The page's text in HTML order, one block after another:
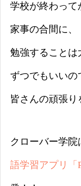
学校が終わって
家事の合間に、
勉強することは
ずつでもいいの
皆さんの頑張り
クローバー学院
語学習アプリ「